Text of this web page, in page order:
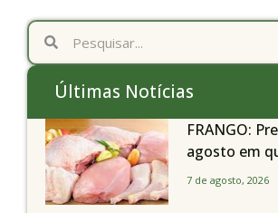
Últimas Notícias
FRANGO:
agosto em
exportações
7 de agosto, 2026